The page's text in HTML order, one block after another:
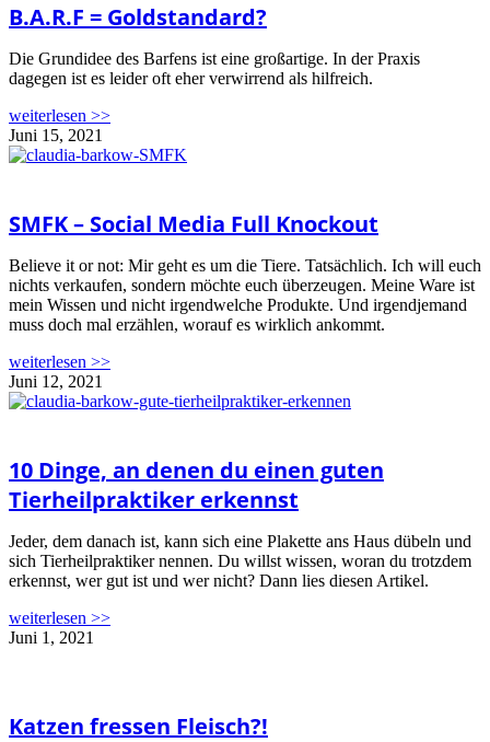
B.A.R.F = Goldstandard?
Die Grundidee des Barfens ist eine großartige. In der Praxis
dagegen ist es leider oft eher verwirrend als hilfreich.
weiterlesen >>
Juni 15, 2021
SMFK – Social Media Full Knockout
Believe it or not: Mir geht es um die Tiere. Tatsächlich. Ich will euch
nichts verkaufen, sondern möchte euch überzeugen. Meine Ware ist
mein Wissen und nicht irgendwelche Produkte. Und irgendjemand
muss doch mal erzählen, worauf es wirklich ankommt.
weiterlesen >>
Juni 12, 2021
10 Dinge, an denen du einen guten
Tierheilpraktiker erkennst
Jeder, dem danach ist, kann sich eine Plakette ans Haus dübeln und
sich Tierheilpraktiker nennen. Du willst wissen, woran du trotzdem
erkennst, wer gut ist und wer nicht? Dann lies diesen Artikel.
weiterlesen >>
Juni 1, 2021
Katzen fressen Fleisch?!